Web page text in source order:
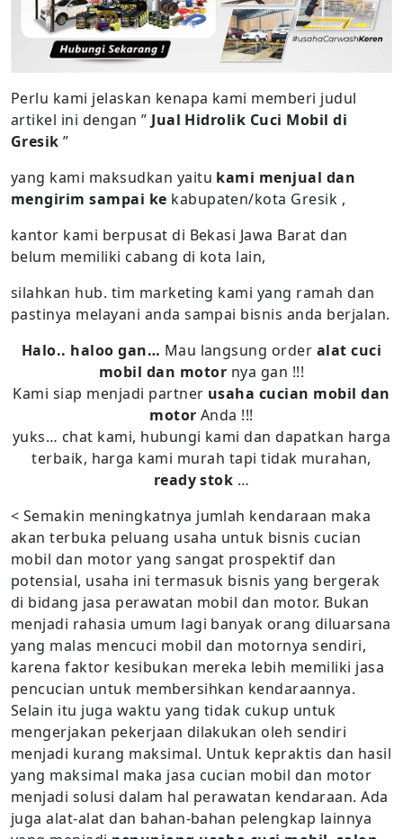
Perlu kami jelaskan kenapa kami memberi judul
artikel ini dengan ” Jual Hidrolik Cuci Mobil di
Gresik”
yang kami maksudkan yaitu kami menjual dan
mengirim sampai ke kabupaten/kota Gresik ,
kantor kami berpusat di Bekasi Jawa Barat dan
belum memiliki cabang di kota lain,
silahkan hub. tim marketing kami yang ramah dan
pastinya melayani anda sampai bisnis anda berjalan.
Halo.. haloo gan… Mau langsung order alat cuci
mobil dan motor nya gan !!!
Kami siap menjadi partner usaha cucian mobil dan
motor Anda !!!
yuks… chat kami, hubungi kami dan dapatkan harga
terbaik, harga kami murah tapi tidak murahan,
ready stok …
< Semakin meningkatnya jumlah kendaraan maka
akan terbuka peluang usaha untuk bisnis cucian
mobil dan motor yang sangat prospektif dan
potensial, usaha ini termasuk bisnis yang bergerak
di bidang jasa perawatan mobil dan motor. Bukan
menjadi rahasia umum lagi banyak orang diluarsana
yang malas mencuci mobil dan motornya sendiri,
karena faktor kesibukan mereka lebih memiliki jasa
pencucian untuk membersihkan kendaraannya.
Selain itu juga waktu yang tidak cukup untuk
mengerjakan pekerjaan dilakukan oleh sendiri
menjadi kurang maksimal. Untuk kepraktis dan hasil
yang maksimal maka jasa cucian mobil dan motor
menjadi solusi dalam hal perawatan kendaraan. Ada
juga alat-alat dan bahan-bahan pelengkap lainnya